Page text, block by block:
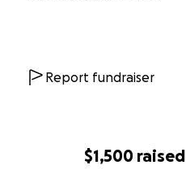
$1,500 raised
Report fundraiser